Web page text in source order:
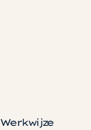
Werkwijze